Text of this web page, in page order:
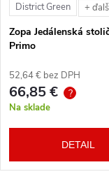
District Green +
Zopa Jedálenská
Primo
52,64 € bez DPH
66,85 € ?
Na sklade
DETAIL